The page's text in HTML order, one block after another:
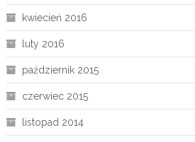
kwiecień 2016
luty 2016
październik 2015
czerwiec 2015
listopad 2014